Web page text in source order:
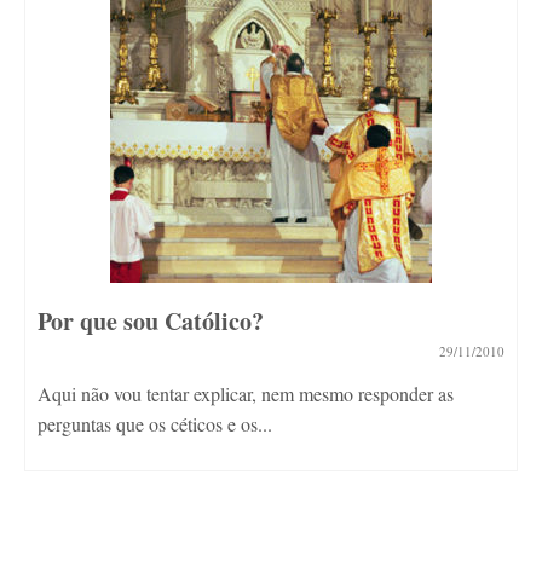
Por que sou Católico?
29/11/2010
Aqui não vou tentar explicar, nem mesmo responder as
perguntas que os céticos e os...